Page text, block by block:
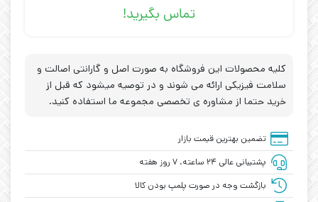
تماس بگیرید!
کلیه محصولات این فروشگاه به صورت اصل و گارانتی اصالت و
سلامت فیزیکی ارائه می شوند و در توصیه میشود که قبل از
خرید حتما از مشاوره ی تخصصی مجموعه ما استفاده کنید.
تضمین بهترین قیمت بازار
پشتیبانی عالی ۲۴ ساعته، ۷ روز هفته
بازگشت وجه در صورت پلمپ بودن کالا